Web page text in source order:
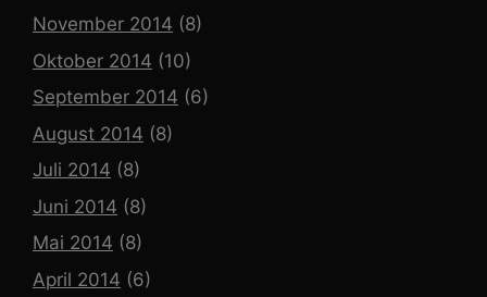
November 2014 (8)
Oktober 2014 (10)
September 2014 (6)
August 2014 (8)
Juli 2014 (8)
Juni 2014 (8)
Mai 2014 (8)
April 2014 (6)